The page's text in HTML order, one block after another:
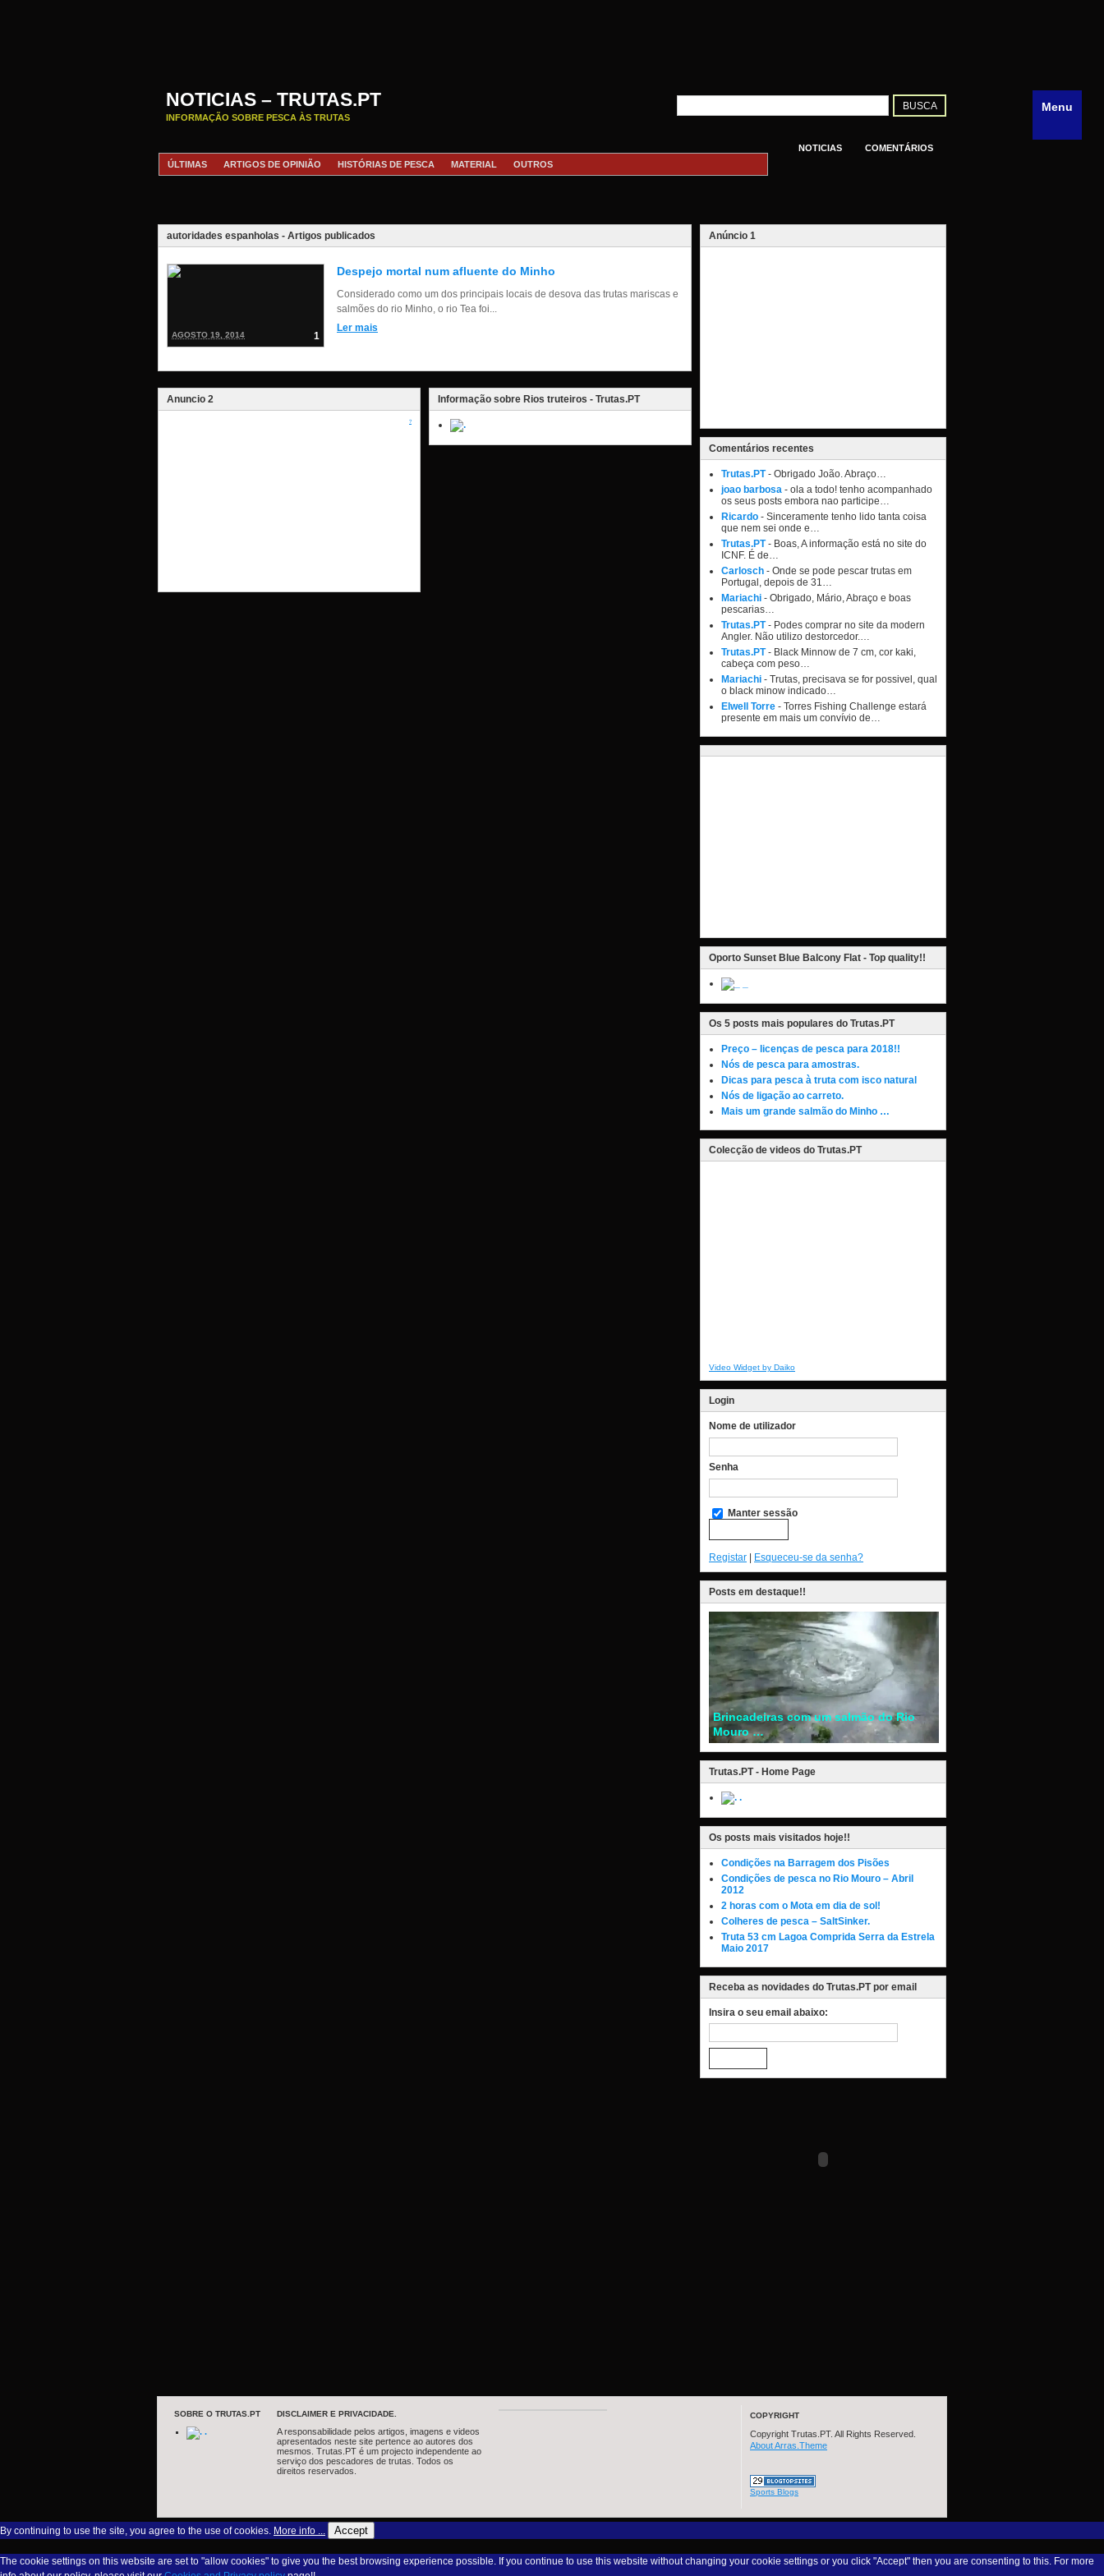
NOTICIAS – TRUTAS.PT
INFORMAÇÃO SOBRE PESCA ÀS TRUTAS
NOTICIAS
COMENTÁRIOS
ÚLTIMAS
ARTIGOS DE OPINIÃO HISTÓRIAS DE PESCA MATERIAL OUTROS
autoridades espanholas - Artigos publicados
1
AGOSTO 19, 2014
Despejo mortal num afluente do Minho
Considerado como um dos principais locais de desova das trutas mariscas e
salmões do rio Minho, o rio Tea foi...
Ler mais
Anuncio 2
?
Informação sobre Rios truteiros - Trutas.PT
Anúncio 1
Comentários recentes
Trutas.PT- Obrigado João. Abraço…
joao barbosa - ola a todo! tenho acompanhado
os seus posts embora nao participe…
Ricardo - Sinceramente tenho lido tanta coisa
que nem sei onde e…
Trutas.PT- Boas, A informação está no site do
ICNF. É de…
Carlosch - Onde se pode pescar trutas em
Portugal, depois de 31…
Mariachi - Obrigado, Mário, Abraço e boas
pescarias…
Trutas.PT- Podes comprar no site da modern
Angler. Não utilizo destorcedor.…
Trutas.PT- Black Minnow de 7 cm, cor kaki,
cabeça com peso…
Mariachi - Trutas, precisava se for possivel, qual
o black minow indicado…
Elwell Torre - Torres Fishing Challenge estará
presente em mais um convívio de…
Oporto Sunset Blue Balcony Flat - Top quality!!
Os 5 posts mais populares do Trutas.PT
Preço – licenças de pesca para 2018!!
Nós de pesca para amostras.
Dicas para pesca à truta com isco natural
Nós de ligação ao carreto.
Mais um grande salmão do Minho …
Colecção de videos do Trutas.PT
Video Widget by Daiko
Login
Nome de utilizador
Senha
Manter sessão
Registar | Esqueceu-se da senha?
Posts em destaque!!
Brincadeiras com um salmão do Rio
Mouro …
Trutas.PT - Home Page
.
Os posts mais visitados hoje!!
Condições na Barragem dos Pisões
Condições de pesca no Rio Mouro – Abril
2012
2 horas com o Mota em dia de sol!
Colheres de pesca – SaltSinker.
Truta 53 cm Lagoa Comprida Serra da Estrela
Maio 2017
Receba as novidades do Trutas.PT por email
Insira o seu email abaixo:
SOBRE O TRUTAS.PT
.
DISCLAIMER E PRIVACIDADE.
A responsabilidade pelos artigos, imagens e videos
apresentados neste site pertence ao autores dos
mesmos. Trutas.PT é um projecto independente ao
serviço dos pescadores de trutas. Todos os
direitos reservados.
COPYRIGHT
Copyright Trutas.PT. All Rights Reserved.
About Arras.Theme
Sports Blogs
Menu
By continuing to use the site, you agree to the use of cookies. More info ... Accept
The cookie settings on this website are set to "allow cookies" to give you the best browsing experience possible. If you continue to use this website without changing your cookie settings or you click "Accept" then you are consenting to this. For more